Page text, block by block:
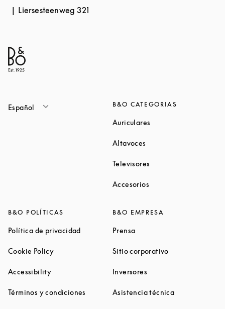
Liersesteenweg 321
Español B&O CATEGORIAS
Auriculares
Altavoces
Televisores
Accesorios
B&O POLÍTICAS
Política de privacidadLink Opens in New Tab
Cookie PolicyLink Opens in New Tab
AccessibilityLink Opens in New Tab
Términos y condiciones Link Opens in New Tab
B&O EMPRESA
PrensaLink Opens in New Tab
Sitio corporativoLink Opens in
Inversores
Asistencia técnicaLink Opens in